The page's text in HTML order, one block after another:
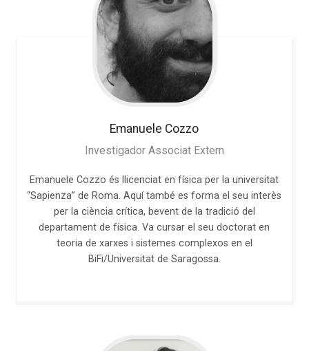
Emanuele Cozzo
Investigador Associat Extern
Emanuele Cozzo és llicenciat en física per la universitat
“Sapienza” de Roma. Aquí també es forma el seu interès
per la ciència crítica, bevent de la tradició del
departament de física. Va cursar el seu doctorat en
teoria de xarxes i sistemes complexos en el
BiFi/Universitat de Saragossa.